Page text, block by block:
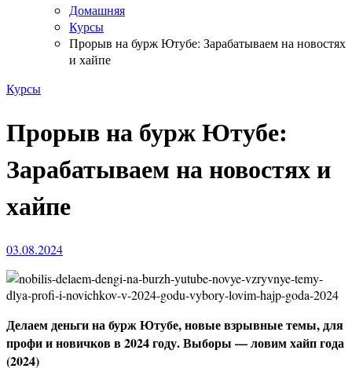
Домашняя
Курсы
Прорыв на бурж Ютубе: Зарабатываем на новостях
и хайпе
Курсы
Прорыв на бурж Ютубе:
Зарабатываем на новостях и
хайпе
03.08.2024
Делаем деньги на бурж Ютубе, новые взрывные темы, для
профи и новичков в 2024 году. Выборы — ловим хайп года
(2024)